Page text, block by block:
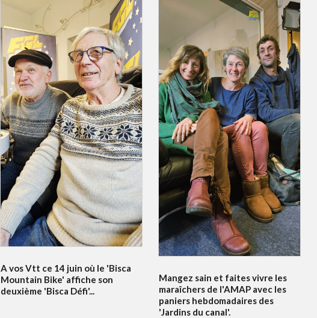
A vos Vtt ce 14 juin où le 'Bisca
Mountain Bike' affiche son
deuxième 'Bisca Défi'...
Mangez sain et faites vivre les
maraîchers de l'AMAP avec les
paniers hebdomadaires des
'Jardins du canal'.